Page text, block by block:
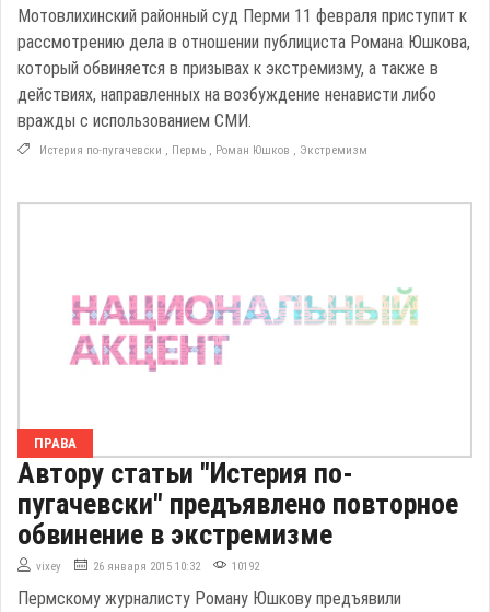
Мотовлихинский районный суд Перми 11 февраля приступит к
рассмотрению дела в отношении публициста Романа Юшкова,
который обвиняется в призывах к экстремизму, а также в
действиях, направленных на возбуждение ненависти либо
вражды с использованием СМИ.
Истерия по-пугачевски , Пермь , Роман Юшков , Экстремизм
ПРАВА
Автору статьи "Истерия по-
пугачевски" предъявлено повторное
обвинение в экстремизме
vixey 26 января 2015 10:32 10192
Пермскому журналисту Роману Юшкову предъявили